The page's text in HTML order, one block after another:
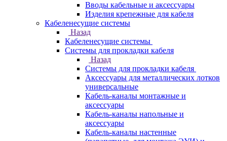
Вводы кабельные и аксессуары
Изделия крепежные для кабеля
Кабеленесущие системы
Назад
Кабеленесущие системы
Системы для прокладки кабеля
Назад
Системы для прокладки кабеля
Аксессуары для металлических лотков
универсальные
Кабель-каналы монтажные и
аксессуары
Кабель-каналы напольные и
аксессуары
Кабель-каналы настенные